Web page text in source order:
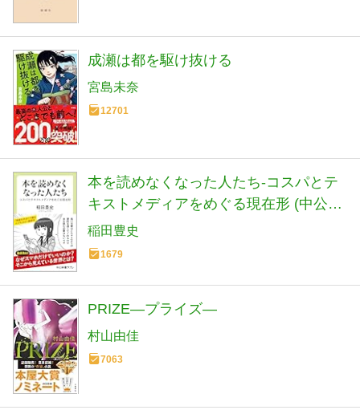
成瀬は都を駆け抜ける
宮島未奈
12701
本を読めなくなった人たち-コスパとテ
キストメディアをめぐる現在形 (中公新
書ラクレ 861)
稲田豊史
1679
PRIZE―プライズ―
村山由佳
7063